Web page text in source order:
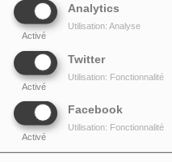
Analytics
Activé
Utilisation: Analyse
Twitter
Activé
Utilisation: Fonctionnalité
Facebook
Activé
Utilisation: Fonctionnalité
NOS COORDONNÉES